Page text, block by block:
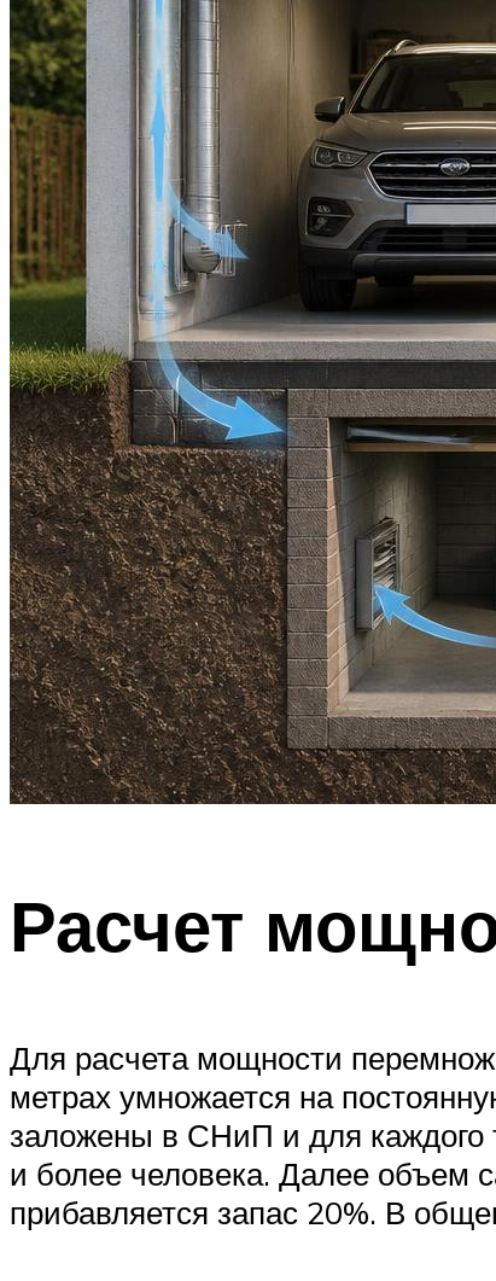
Расчет
Для расчета мощности
метрах умножается на
заложены в СНиП и для каждого
и более человека. Далее объем
прибавляется запас 20%. В